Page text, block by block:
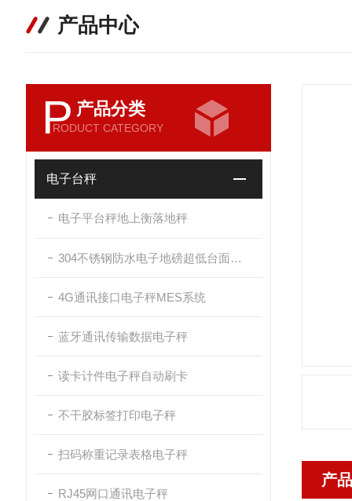
产品中心
P 产品分类
RODUCT CATEGORY
电子台秤
电子平台秤地上衡落地秤
304不锈钢防水电子地磅超低台面带斜坡
4G通讯接口电子秤MES系统
蓝牙通讯传输数据电子秤
读卡计件电子秤自动刷卡
不干胶标签打印电子秤
扫码称重记录表格电子秤
RJ45网口通讯电子秤
产